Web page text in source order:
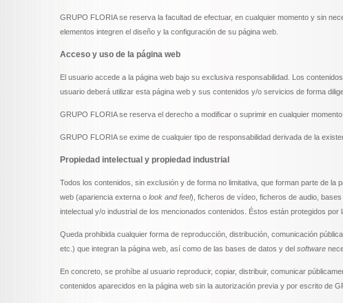
GRUPO FLORIA se reserva la facultad de efectuar, en cualquier momento y sin
elementos integren el diseño y la configuración de su página web.
Acceso y uso de la página web
El usuario accede a la página web bajo su exclusiva responsabilidad. Los
usuario deberá utilizar esta página web y sus contenidos y/o servicios de forma
GRUPO FLORIA se reserva el derecho a modificar o suprimir en cualquier
GRUPO FLORIA se exime de cualquier tipo de responsabilidad derivada de la
Propiedad intelectual y propiedad industrial
Todos los contenidos, sin exclusión y de forma no limitativa, que forman parte de
web (apariencia externa o look and feel), ficheros de vídeo, ficheros de audio,
intelectual y/o industrial de los mencionados contenidos. Éstos están protegidos por
Queda prohibida cualquier forma de reproducción, distribución, comunicación
etc.) que integran la página web, así como de las bases de datos y del software
En concreto, se prohíbe al usuario reproducir, copiar, distribuir, comunicar
contenidos aparecidos en la página web sin la autorización previa y por escrito de